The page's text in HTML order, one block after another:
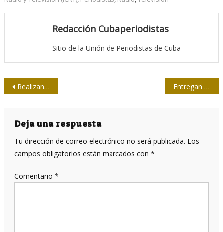
Redacción Cubaperiodistas
Sitio de la Unión de Periodistas de Cuba
Navegación
entradas
Realizan en Cuba terapias con células madre para tratar las secuelas de la COVID-19 Entregan Condición Artista de Mérito a colegas del Sistema Informativo de la Televisión Cubana
Deja una respuesta
Tu dirección de correo electrónico no será publicada. Los
campos obligatorios están marcados con *
Comentario *